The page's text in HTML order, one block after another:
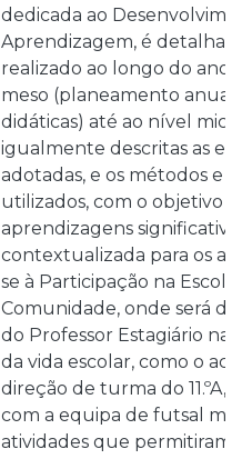
dedicada ao
Aprendizagem, é
realizado ao longo do
meso (planeamento anual
didáticas) até ao nível
igualmente descritas as
adotadas, e os métodos e
utilizados, com o objetivo
aprendizagens
contextualizada para os
se à Participação na
Comunidade, onde será
do Professor Estagiário
da vida escolar, como o
direção de turma do 11.ºA,
com a equipa de futsal
atividades que permitiram